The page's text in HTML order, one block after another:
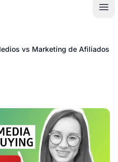
vs Marketing de Afiliados